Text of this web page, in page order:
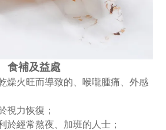
食補及益處
燥火旺而導致的、喉嚨腫痛、外感
視力恢復；
於經常熬夜、加班的人士；